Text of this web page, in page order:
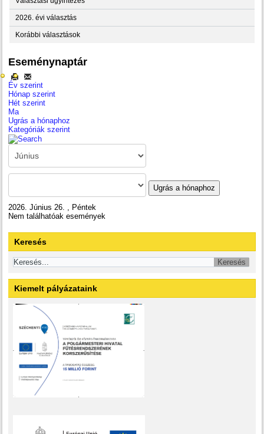
2026. évi választás
Korábbi választások
Eseménynaptár
Év szerint
Hónap szerint
Hét szerint
Ma
Ugrás a hónaphoz
Kategóriák szerint
Ugrás a hónaphoz
2026. Június 26. , Péntek
Nem találhatóak események
Keresés
Kiemelt pályázataink